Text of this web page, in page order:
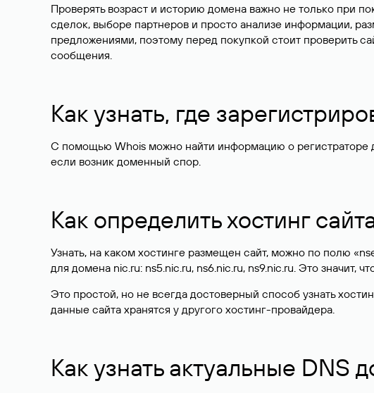
Проверять возраст и историю домена важно не только при
сделок, выборе партнеров и просто анализе информации,
предложениями, поэтому перед покупкой стоит проверить
сообщения.
Как узнать, где
С помощью Whois можно найти информацию о регистраторе
если возник доменный спор.
Как определить хостинг
Узнать, на каком хостинге размещен сайт, можно по полю
для домена nic.ru: ns5.nic.ru, ns6.nic.ru, ns9.nic.ru. Это значит,
Это простой, но не всегда достоверный способ узнать
данные сайта хранятся у другого хостинг-провайдера.
Как узнать актуальные DNS